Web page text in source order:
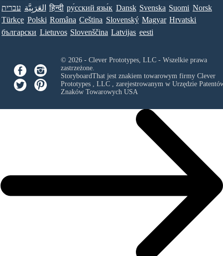
עברית العَرَبِيَّة हिन्दी ру́сский язы́к Dansk Svenska Suomi Norsk
Türkçe Polski Româna Ceština Slovenský Magyar Hrvatski
български Lietuvos Slovenščina Latvijas eesti
© 2026 - Clever Prototypes, LLC - Wszelkie prawa
zastrzeżone.
StoryboardThat jest znakiem towarowym firmy Clever
Prototypes , LLC, zarejestrowanym w Urzędzie
Znaków Towarowych USA